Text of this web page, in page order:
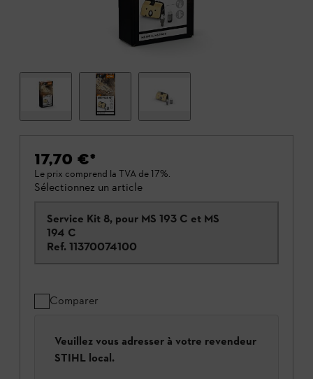
17,70 €*
Le prix comprend la TVA de 17%.
Sélectionnez un article
Service Kit 8, pour MS 193 C et MS
194 C
Ref. 11370074100
Comparer
Veuillez vous adresser à votre revendeur
STIHL local.